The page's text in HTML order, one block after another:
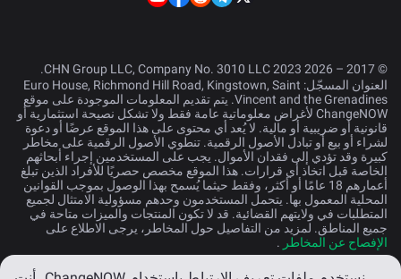
© 2017 – 2026 CHN Group LLC, Company No. 3010 LLC 2023.
العنوان المسجّل: Euro House, Richmond Hill Road, Kingstown, Saint
Vincent and the Grenadines. يتم تقديم المعلومات الموجودة على موقع
ChangeNOW لأغراض معلوماتية عامة فقط ولا تشكل نصيحة استثمارية أو
قانونية أو ضريبية أو مالية. لا يُعد أي محتوى على هذا الموقع عرضًا أو دعوة
لشراء أو بيع أو تبادل الأصول الرقمية. تنطوي الأصول الرقمية على مخاطر
كبيرة وقد تؤدي إلى فقدان الأموال. يجب على المستخدمين إجراء أبحاثهم
الخاصة قبل اتخاذ أي قرارات. هذا الموقع مخصص حصريًا للأفراد الذين تبلغ
أعمارهم 18 عامًا أو أكثر، وفقط حيثما يُسمح بهذا الوصول بموجب القوانين
المحلية المعمول بها. يتحمل المستخدمون وحدهم مسؤولية الامتثال لجميع
المتطلبات في ولايتهم القضائية. قد لا تكون المنتجات والميزات متاحة في
جميع المناطق. لمزيد من التفاصيل حول المخاطر، يرجى الاطلاع على
الإفصاح عن المخاطر .